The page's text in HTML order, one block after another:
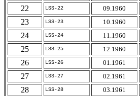
22
LSS-22 09.1960
23
LSS-23 10.1960
24
LSS-24 11.1960
25
LSS-25 12.1960
26
LSS-26 01.1961
27
LSS-27 02.1961
28
LSS-28 03.1961